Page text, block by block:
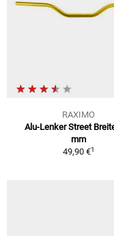
RAXIMO
Alu-Lenker Street
mm
49,90 €1